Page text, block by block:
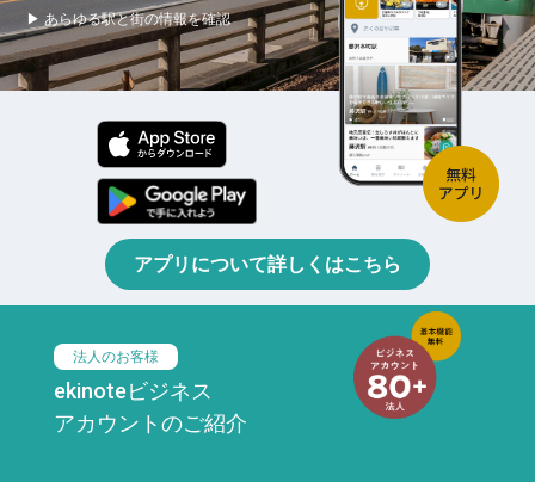
▶ あらゆる駅と街の情報を確認
アプリについて詳しくはこちら
法人のお客様
ekinoteビジネス
アカウントのご紹介